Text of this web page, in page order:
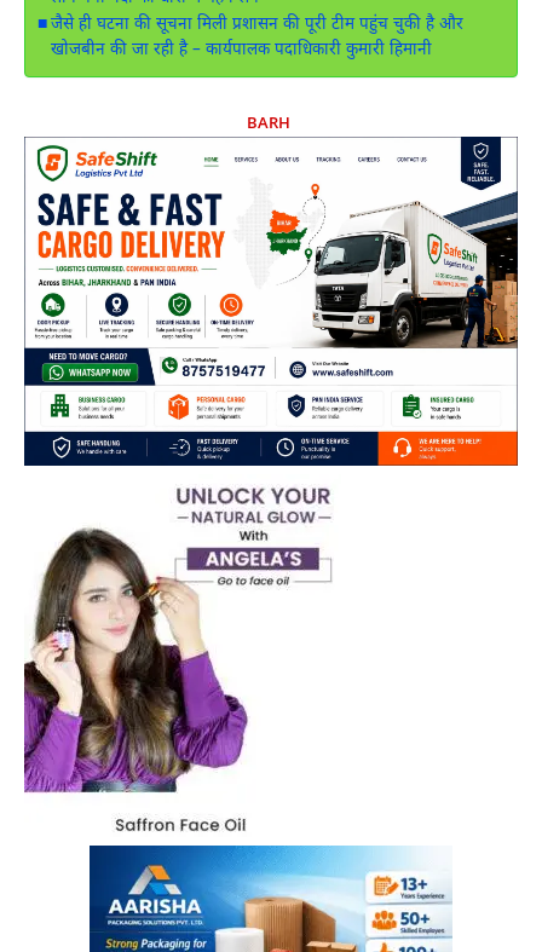
जैसे ही घटना की सूचना मिली प्रशासन की पूरी टीम पहुंच चुकी है और
खोजबीन की जा रही है – कार्यपालक पदाधिकारी कुमारी हिमानी
BARH